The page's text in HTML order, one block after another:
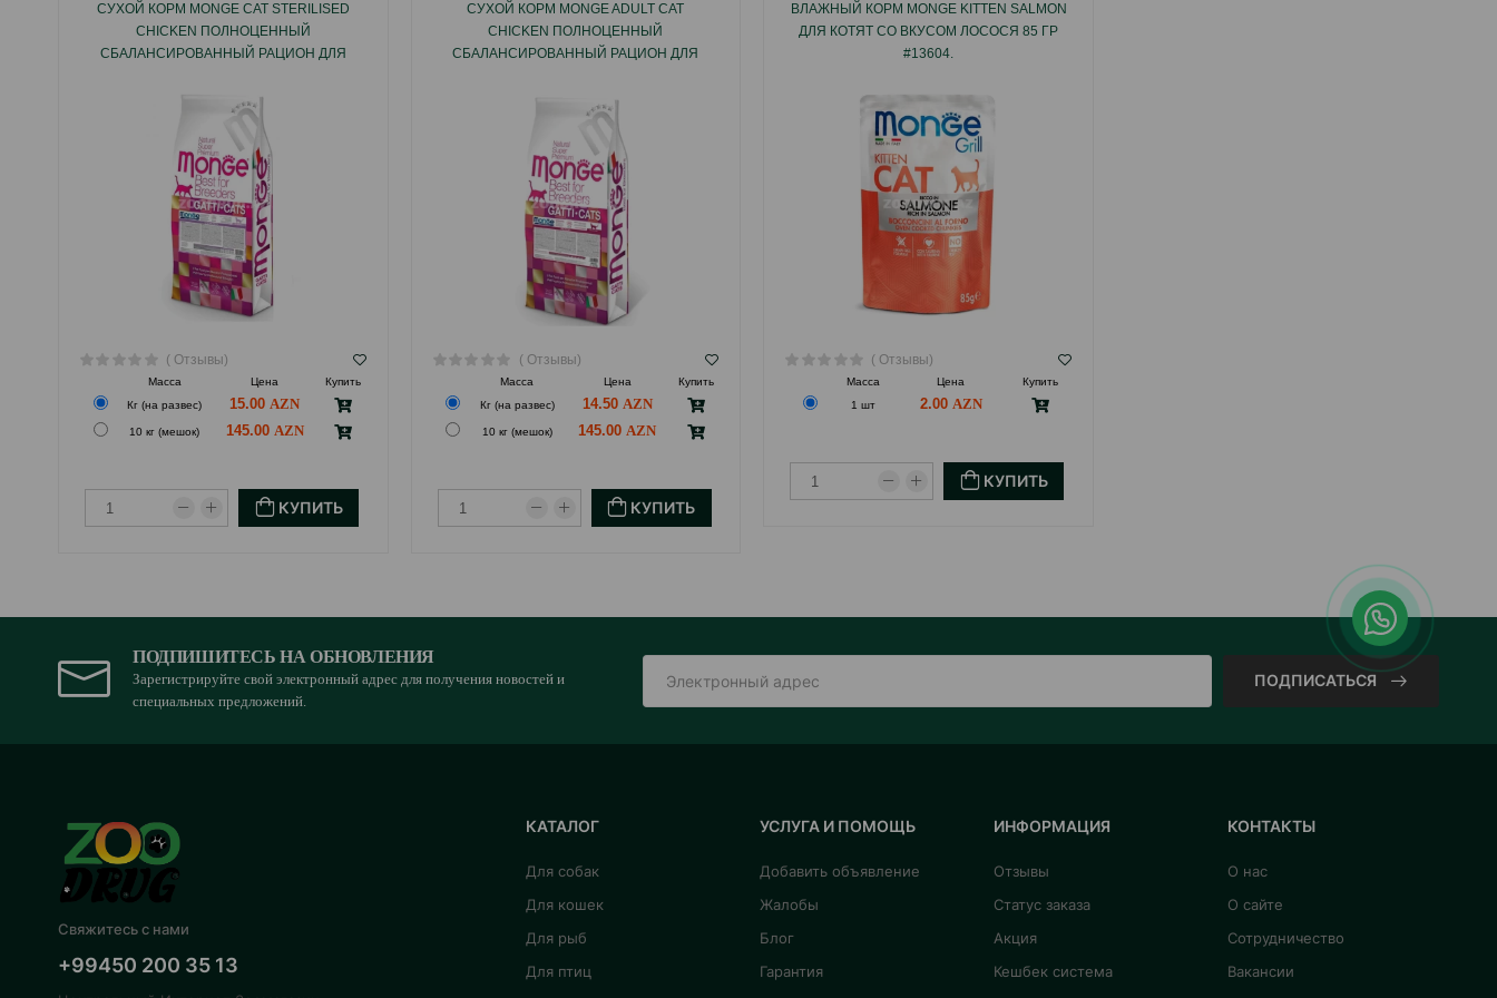
СУХОЙ КОРМ MONGE CAT STERILISED
CHICKEN ПОЛНОЦЕННЫЙ
СБАЛАНСИРОВАННЫЙ РАЦИОН ДЛЯ
СТЕРИЛИЗОВАННЫХ КОШЕК СО ВКУСОМ
КУРИЦЕЙ 10КГ #05135.
( Отзывы)
Масса Цена
Купить
Кг (на развес)
15.00
10 кг (мешок) 145.00
КУПИТЬ
СУХОЙ КОРМ MONGE ADULT CAT
CHICKEN ПОЛНОЦЕННЫЙ
СБАЛАНСИРОВАННЫЙ РАЦИОН ДЛЯ
10КГ #04800.
( Отзывы)
Масса Цена
Купить
Кг (на развес)
14.50
10 кг (мешок) 145.00
КУПИТЬ
ВЛАЖНЫЙ КОРМ MONGE KITTEN SALMON
ДЛЯ КОТЯТ СО ВКУСОМ ЛОСОСЯ 85 ГР
#13604.
( Отзывы)
Масса Цена
Купить
1 шт
2.00
КУПИТЬ
ПОДПИШИТЕСЬ НА ОБНОВЛЕНИЯ
Зарегистрируйте свой электронный адрес для получения новостей и
специальных предложений.
ПОДПИСАТЬСЯ
Свяжитесь с нами
+99450 200 35 13
КАТАЛОГ
Для собак
Для кошек
Для рыб
Для птиц
УСЛУГА И ПОМОЩЬ
Добавить объявление
Жалобы
Блог
Гарантия
ИНФОРМАЦИЯ
Отзывы
Статус заказа
Акция
Кешбек система
КОНТАКТЫ
О нас
О сайте
Сотрудничество
Вакансии